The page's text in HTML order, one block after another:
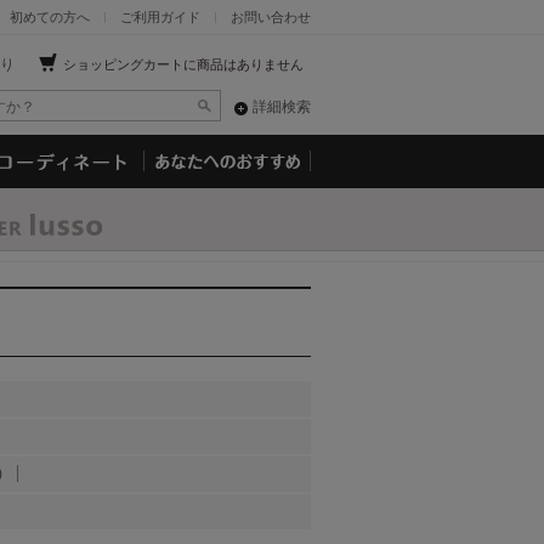
お問い合わせ
ご利用ガイド
初めての方へ
ショッピングカートに商品はありません
詳細検索